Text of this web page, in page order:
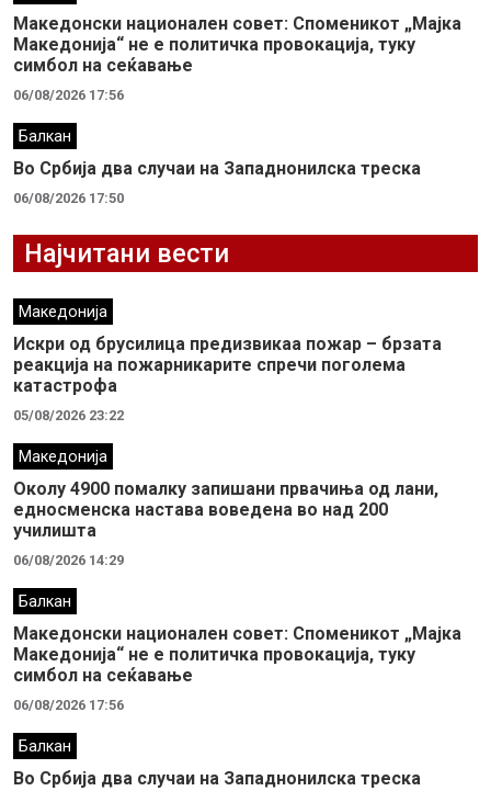
Македонски национален совет: Споменикот „Мајка
Македонија“ не е политичка провокација, туку
симбол на сеќавање
06/08/2026 17:56
Балкан
Во Србија два случaи на Западнонилска треска
06/08/2026 17:50
Најчитани вести
Македонија
Искри од брусилица предизвикаа пожар – брзата
реакција на пожарникарите спречи поголема
катастрофа
05/08/2026 23:22
Македонија
Околу 4900 помалку запишани првачиња од лани,
едносменска настава воведена во над 200
училишта
06/08/2026 14:29
Балкан
Македонски национален совет: Споменикот „Мајка
Македонија“ не е политичка провокација, туку
симбол на сеќавање
06/08/2026 17:56
Балкан
Во Србија два случaи на Западнонилска треска